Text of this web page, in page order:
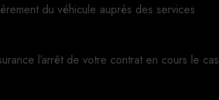
du véhicule auprès des services
l’arrêt de votre contrat en cours le cas